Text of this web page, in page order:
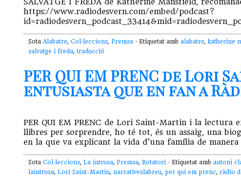
SALVATGE I FREDA de Katherine Mansfield,
https://www.radiodesvern.com/embed/podcast?
Sota Alabatre, Col·leccions, Premsa · Etiquetat amb alabatre, katherine
salvatge i freda, traducció
PER QUI EM PRENC de
entusiasta que en fan a
PER QUI EM PRENC de Lori Saint-Martin i la lectura
llibres per sorprendre, ho té tot, és un assaig, una
en la que va explicant la vida d’una família de
Sota Col·leccions, La intrusa, Premsa, Rotatori · Etiquetat amb antoni
laintrusa, Lori Saint-Martin, narrativeslabreu, per qui em prenc, ràdio